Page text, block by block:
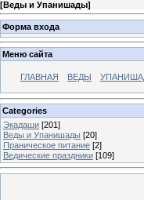
[Веды и Упанишады]
Форма входа
Меню сайта
ГЛАВНАЯ ВЕДЫ
Categories
Экадаши [201]
Веды и Упанишады [20]
Праническое питание [2]
Ведические праздники [109]